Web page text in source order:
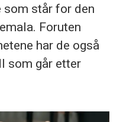
som står for den
Foruten
har de også
som går etter